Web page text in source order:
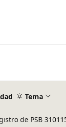
Tema
de PSB